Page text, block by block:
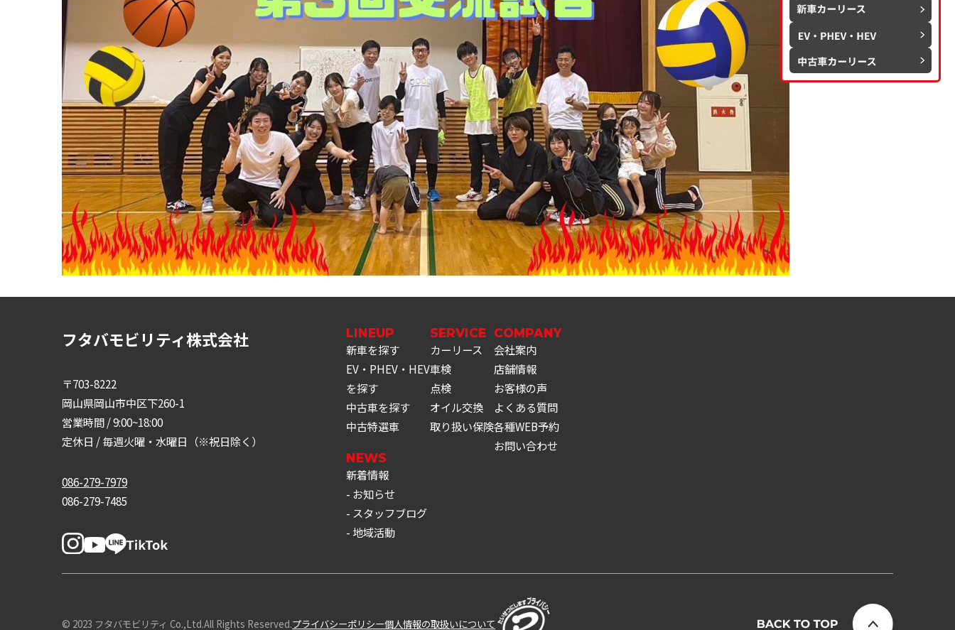
フタバモビリティ株式会社
〒703-8222
岡山県岡山市中区下260-1
営業時間 / 9:00~18:00
定休日 / 毎週火曜・水曜日（※祝日除く）
086-279-7979
086-279-7485
LINEUP
新車を探す
EV・PHEV・HEV
を探す
中古車を探す
中古特選車
NEWS
新着情報
お知らせ
スタッフブログ
地域活動
SERVICE
カーリース
車検
点検
オイル交換
取り扱い保険
COMPANY
会社案内
店舗情報
お客様の声
よくある質問
各種WEB予約
お問い合わせ
© 2023 フタバモビリティ Co.,Ltd.All Rights Reserved.プライバシーポリシー個人情報の取扱いについて